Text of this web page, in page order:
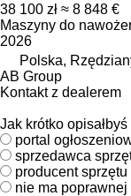
38 100 zł ≈ 8 848 €
Maszyny do
2026
Polska,
AB Group
Kontakt z dealerem
Jak krótko
portal
sprzedawca
producent
nie ma